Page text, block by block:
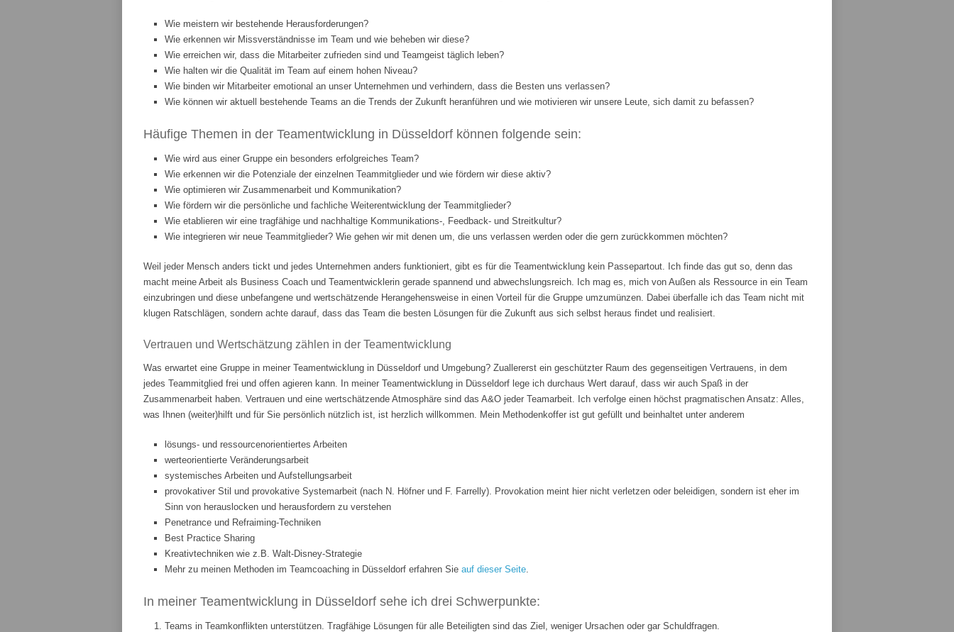
Wie meistern wir bestehende Herausforderungen?
Wie erkennen wir Missverständnisse im Team und wie beheben wir diese?
Wie erreichen wir, dass die Mitarbeiter zufrieden sind und Teamgeist täglich leben?
Wie halten wir die Qualität im Team auf einem hohen Niveau?
Wie binden wir Mitarbeiter emotional an unser Unternehmen und verhindern, dass die Besten uns verlassen?
Wie können wir aktuell bestehende Teams an die Trends der Zukunft heranführen und wie motivieren wir unsere Leute, sich damit zu befassen?
Häufige Themen in der Teamentwicklung in Düsseldorf können folgende sein:
Wie wird aus einer Gruppe ein besonders erfolgreiches Team?
Wie erkennen wir die Potenziale der einzelnen Teammitglieder und wie fördern wir diese aktiv?
Wie optimieren wir Zusammenarbeit und Kommunikation?
Wie fördern wir die persönliche und fachliche Weiterentwicklung der Teammitglieder?
Wie etablieren wir eine tragfähige und nachhaltige Kommunikations-, Feedback- und Streitkultur?
Wie integrieren wir neue Teammitglieder? Wie gehen wir mit denen um, die uns verlassen werden oder die gern zurückkommen möchten?
Weil jeder Mensch anders tickt und jedes Unternehmen anders funktioniert, gibt es für die Teamentwicklung kein Passepartout. Ich finde das gut so, denn das
macht meine Arbeit als Business Coach und Teamentwicklerin gerade spannend und abwechslungsreich. Ich mag es, mich von Außen als Ressource in ein Team
einzubringen und diese unbefangene und wertschätzende Herangehensweise in einen Vorteil für die Gruppe umzumünzen. Dabei überfalle ich das Team nicht mit
klugen Ratschlägen, sondern achte darauf, dass das Team die besten Lösungen für die Zukunft aus sich selbst heraus findet und realisiert.
Vertrauen und Wertschätzung zählen in der Teamentwicklung
Was erwartet eine Gruppe in meiner Teamentwicklung in Düsseldorf und Umgebung? Zuallererst ein geschützter Raum des gegenseitigen Vertrauens, in dem
jedes Teammitglied frei und offen agieren kann. In meiner Teamentwicklung in Düsseldorf lege ich durchaus Wert darauf, dass wir auch Spaß in der
Zusammenarbeit haben. Vertrauen und eine wertschätzende Atmosphäre sind das A&O jeder Teamarbeit. Ich verfolge einen höchst pragmatischen Ansatz: Alles,
was Ihnen (weiter)hilft und für Sie persönlich nützlich ist, ist herzlich willkommen. Mein Methodenkoffer ist gut gefüllt und beinhaltet unter anderem
lösungs- und ressourcenorientiertes Arbeiten
werteorientierte Veränderungsarbeit
systemisches Arbeiten und Aufstellungsarbeit
provokativer Stil und provokative Systemarbeit (nach N. Höfner und F. Farrelly). Provokation meint hier nicht verletzen oder beleidigen, sondern ist eher im
Sinn von herauslocken und herausfordern zu verstehen
Penetrance und Refraiming-Techniken
Best Practice Sharing
Kreativtechniken wie z.B. Walt-Disney-Strategie
Mehr zu meinen Methoden im Teamcoaching in Düsseldorf erfahren Sie auf dieser Seite.
In meiner Teamentwicklung in Düsseldorf sehe ich drei Schwerpunkte:
Teams in Teamkonflikten unterstützen. Tragfähige Lösungen für alle Beteiligten sind das Ziel, weniger Ursachen oder gar Schuldfragen.